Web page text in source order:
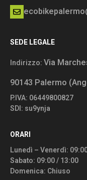
SEDE LEGALE
Indirizzo:Via
90143 Palermo
P.IVA: 06449800827
SDI: su9ynja
ORARI
Lunedì – Venerdì:
Sabato: 09:00 / 13:00
Domenica: Chiuso